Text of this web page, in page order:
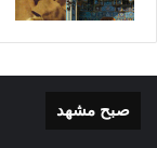
صبح مشهد